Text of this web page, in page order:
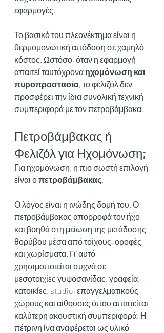
εφαρμογές.
Το βασικό του πλεονέκτημα είναι η
θερμομονωτική απόδοση σε χαμηλό
κόστος. Ωστόσο, όταν η εφαρμογή
απαιτεί ταυτόχρονα ηχομόνωση και
πυροπροστασία, το φελιζόλ δεν
προσφέρει την ίδια συνολική τεχνική
συμπεριφορά με τον πετροβάμβακα.
Πετροβάμβακας ή
Φελιζόλ για Ηχομόνωση;
Για ηχομόνωση, η πιο σωστή επιλογή
είναι ο πετροβάμβακας
Ο λόγος είναι η ινώδης δομή του. Ο
πετροβάμβακας απορροφά τον ήχο
και βοηθά στη μείωση της μετάδοσης
θορύβου μέσα από τοίχους, οροφές
και χωρίσματα. Γι’ αυτό
χρησιμοποιείται συχνά σε
μεσοτοιχίες γυψοσανίδας, γραφεία,
κατοικίες, studio, επαγγελματικούς
χώρους και αίθουσες όπου απαιτείται
καλύτερη ακουστική συμπεριφορά. Η
πέτρινη ίνα αναφέρεται ως υλικό